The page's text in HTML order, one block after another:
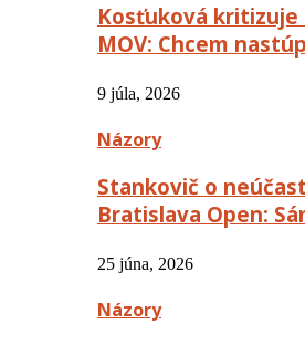
Kosťuková
MOV: Chcem
9 júla, 2026
Názory
Stankovič o
Bratislava Open:
25 júna, 2026
Názory